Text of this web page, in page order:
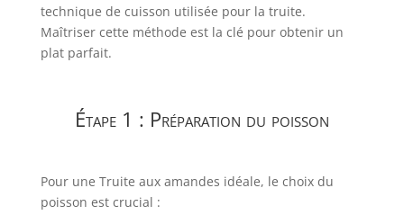
technique de cuisson utilisée pour la truite.
Maîtriser cette méthode est la clé pour obtenir un
plat parfait.
Étape 1 : Préparation du poisson
Pour une Truite aux amandes idéale, le choix du
poisson est crucial :